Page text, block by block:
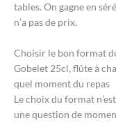
tables. On gagne en
n’a pas de prix.
Choisir le bon format
Gobelet 25cl, flûte à
quel moment du repas
Le choix du format
une question de